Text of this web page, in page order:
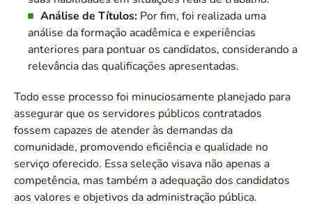
Análise de Títulos: Por fim, foi realizada uma
análise da formação acadêmica e experiências
anteriores para pontuar os candidatos, considerando a
relevância das qualificações apresentadas.
Todo esse processo foi minuciosamente planejado para
assegurar que os servidores públicos contratados
fossem capazes de atender às demandas da
comunidade, promovendo eficiência e qualidade no
serviço oferecido. Essa seleção visava não apenas a
competência, mas também a adequação dos candidatos
aos valores e objetivos da administração pública.